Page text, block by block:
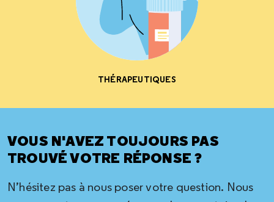
THÉRAPEUTIQUES
VOUS N'AVEZ TOUJOURS PAS
TROUVÉ VOTRE RÉPONSE ?
N’hésitez pas à nous poser votre question. Nous